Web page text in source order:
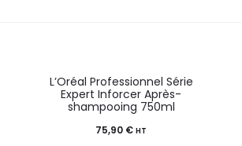
L’Oréal Professionnel Série
Expert Inforcer Après-
shampooing 750ml
75,90 € HT